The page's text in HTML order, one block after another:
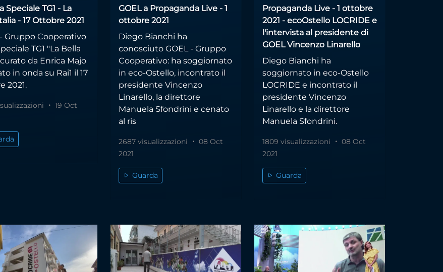
Speciale TG1 - La
- 17 Ottobre 2021
Gruppo Cooperativo
TG1 "La Bella
da Enrica Majo
in onda su Rai1 il 17
2021.
19 Oct
GOEL a Propaganda Live - 1
ottobre 2021
Diego Bianchi ha
conosciuto GOEL - Gruppo
Cooperativo: ha soggiornato
in eco-Ostello, incontrato il
presidente Vincenzo
Linarello, la direttore
Manuela Sfondrini e cenato
al ris
2687 visualizzazioni
08 Oct
2021
Guarda
Propaganda Live - 1 ottobre
2021 - ecoOstello LOCRIDE e
l'intervista al presidente di
GOEL Vincenzo Linarello
Diego Bianchi ha
soggiornato in eco-Ostello
LOCRIDE e incontrato il
presidente Vincenzo
Linarello e la direttore
Manuela Sfondrini.
1809 visualizzazioni
08 Oct
2021
Guarda